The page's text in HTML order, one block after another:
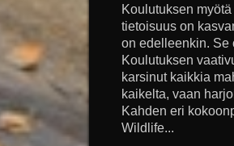
Koulutuksen
tietoisuus on
on edelleenkin. Se
Koulutuksen
karsinut kaikkia
kaikelta, vaan
Kahden eri
Wildlife...